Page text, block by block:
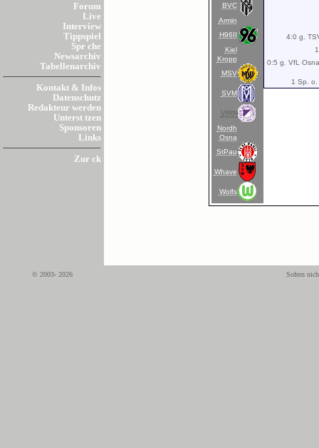
Forum
Live
Interview
Tippspiel
Spr che
Newsarchiv
Tabellenarchiv
Kontakt & Infos
Datenschutz
Redakteur werden
Unterst tzen
Sponsoren
Links
Zur ck
BVC
Armin
H96II
Kiel
Kropp
MSV
SVM
VfRN
Nordh
Osna
StPau
Whave
Wolfs
4:0 g.
0:5 g. VfL
1 Sp. o.
© 2003- 2026 Sofern